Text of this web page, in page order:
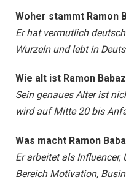
Woher stammt Ramon
Er hat vermutlich
Wurzeln und lebt in
Wie alt ist Ramon
Sein genaues Alter ist
wird auf Mitte 20 bis
Was macht Ramon
Er arbeitet als Influencer,
Bereich Motivation,